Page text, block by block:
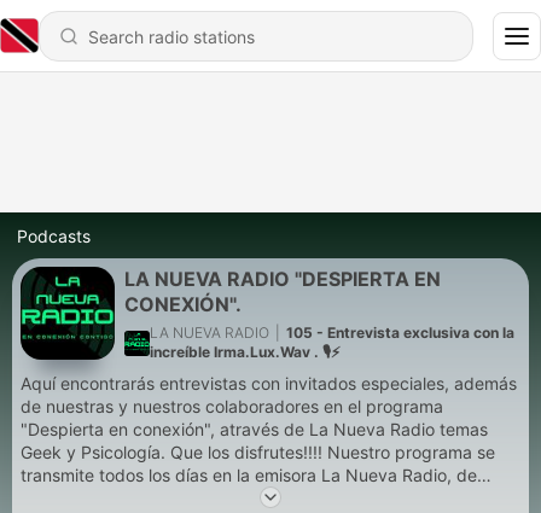
Podcasts
LA NUEVA RADIO "DESPIERTA EN
CONEXIÓN".
LA NUEVA RADIO
105 - Entrevista exclusiva con la
increíble Irma.Lux.Wav . 🎙️⚡
Aquí encontrarás entrevistas con invitados especiales, además
de nuestras y nuestros colaboradores en el programa
"Despierta en conexión", através de La Nueva Radio temas
Geek y Psicología. Que los disfrutes!!!! Nuestro programa se
transmite todos los días en la emisora La Nueva Radio, de
lunes a viernes de 8 a 11 am, vía internet.